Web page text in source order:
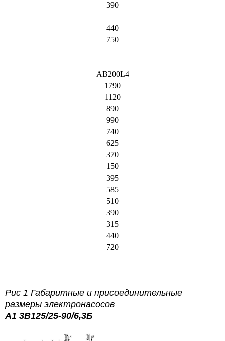
390
440
750
AB200L4
1790
1120
890
990
740
625
370
150
395
585
510
390
315
440
720
Рис 1 Габаритные и присоединительные
размеры электронасосов
А1 3В125/25-90/6,3Б